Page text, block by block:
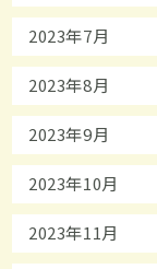
2023年7月
2023年8月
2023年9月
2023年10月
2023年11月